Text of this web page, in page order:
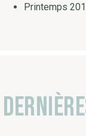
Printemps